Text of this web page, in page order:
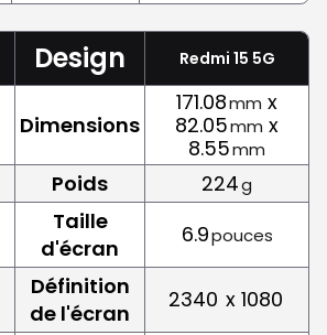
Design Redmi 15 5G
Dimensions
171.08mm x
82.05mm x
8.55mm
Poids 224g
Taille
d'écran
6.9pouces
Définition
de l'écran
2340 x 1080